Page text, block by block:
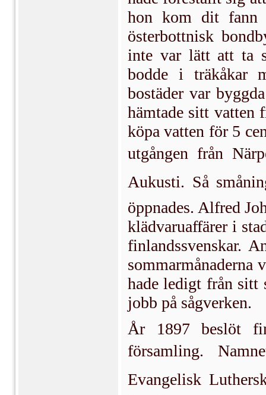
hon kom dit fann
österbottnisk
inte var lätt att ta
bodde i träkåkar
bostäder var
hämtade sitt vatten
köpa vatten för 5
utgången från
Aukusti. Så
öppnades. Alfred
klädvaruaffärer i
finlandssvenskar.
sommarmånaderna
hade ledigt från sitt
jobb på sågverken.
År 1897 beslöt
församling.
Evangelisk